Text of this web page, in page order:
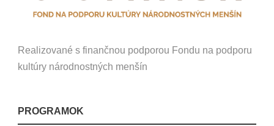
Realizované s finančnou podporou Fondu na podporu
kultúry národnostných menšín
PROGRAMOK